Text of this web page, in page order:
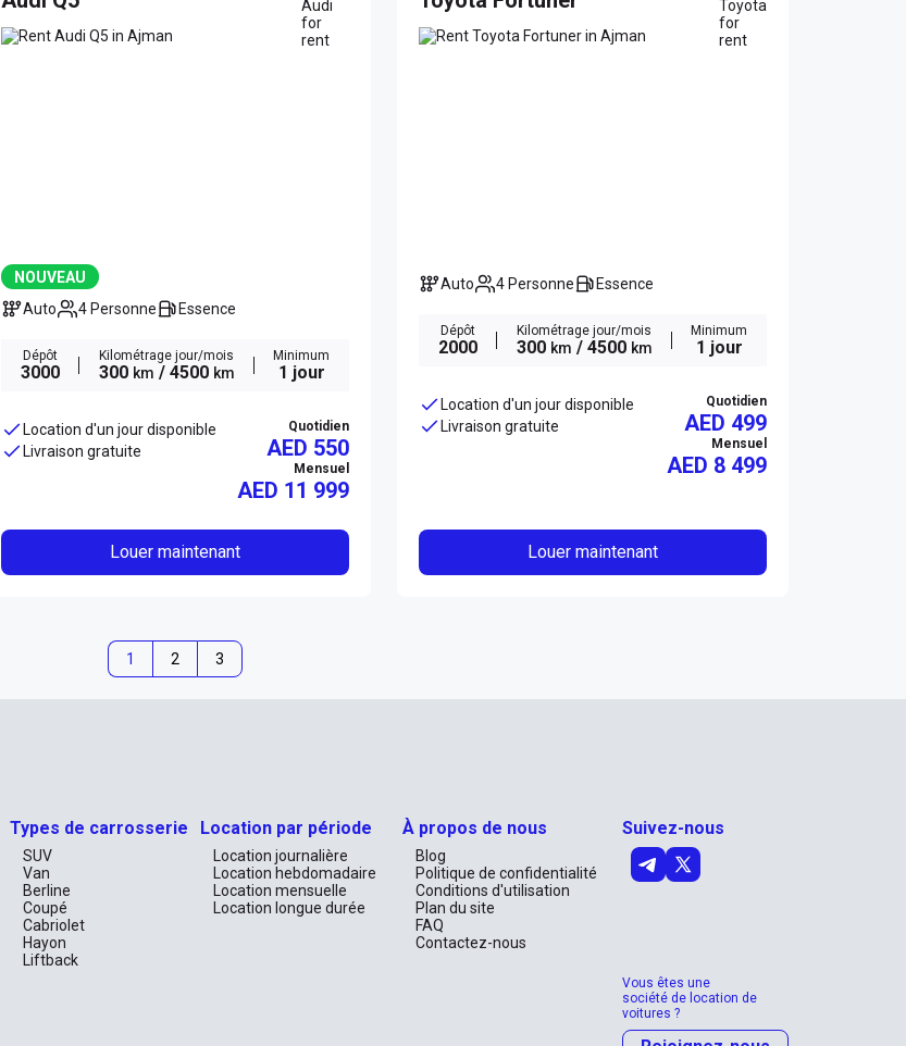
NOUVEAU
Auto
4 Personne Essence
Dépôt
3000
Kilométrage jour/mois
300 km / 4500 km
Minimum
1 jour
Location d'un jour disponible
Livraison gratuite
Quotidien
AED 550
Mensuel
AED 11 999
Louer maintenant
Auto 4 Personne Essence
Dépôt
2000
Kilométrage jour/mois
300 km / 4500 km
Minimum
1 jour
Location d'un jour disponible
Livraison gratuite
Quotidien
AED 499
Mensuel
AED 8 499
Louer maintenant
1 2 3
Types de carrosserie
SUV
Van
Berline
Coupé
Cabriolet
Hayon
Liftback
Location par période
Location journalière
Location hebdomadaire
Location mensuelle
Location longue durée
À propos de nous
Blog
Politique de confidentialité
Conditions d'utilisation
Plan du site
FAQ
Contactez-nous
Suivez-nous
Vous êtes une
société de location de
voitures ?